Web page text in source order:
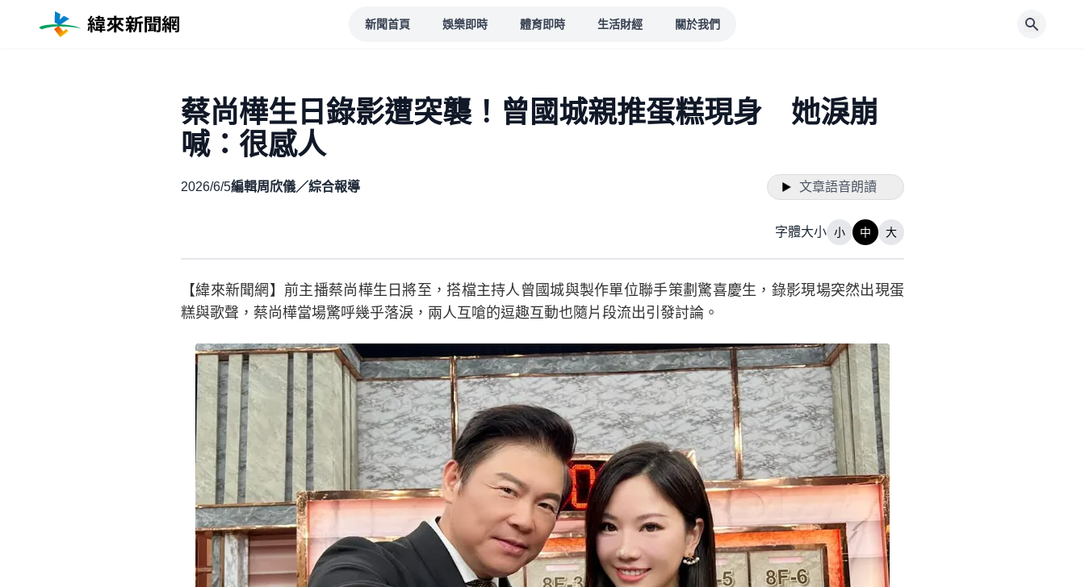
新聞首頁 娛樂即時 體育即時 生活財經 關於我們
蔡尚樺生日錄影遭突襲！曾國城親推蛋糕現身 她淚崩
喊：很感人
2026/6/5編輯周欣儀／綜合報導 文章語音朗讀
字體大小 小 中 大
【緯來新聞網】前主播蔡尚樺生日將至，搭檔主持人曾國城與製作單位聯手策劃驚喜慶生，錄影現場突然出現蛋
糕與歌聲，蔡尚樺當場驚呼幾乎落淚，兩人互嗆的逗趣互動也隨片段流出引發討論。